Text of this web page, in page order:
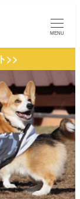
MENU
>>